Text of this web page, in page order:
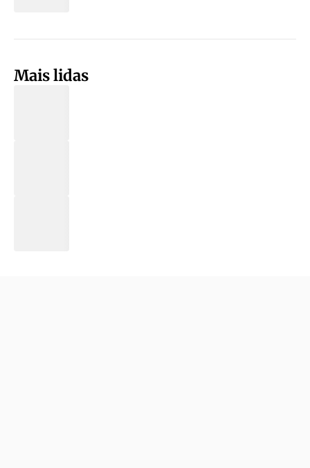
Mais lidas